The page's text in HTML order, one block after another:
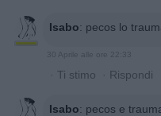
Isabo: pecos lo
30 Aprile alle ore 22:33
· Ti stimo · Rispondi
Isabo: pecos e